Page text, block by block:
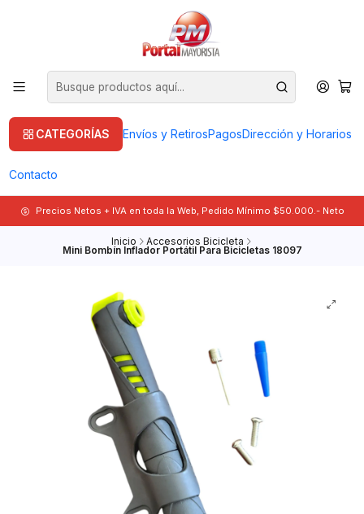
CATEGORÍAS Envíos y RetirosPagosDirección y Horarios
Contacto
Precios Netos + IVA en toda la Web, Pedido Mínimo $50.000.- Neto
Inicio Accesorios Bicicleta
Mini Bombín Inflador Portátil Para Bicicletas 18097